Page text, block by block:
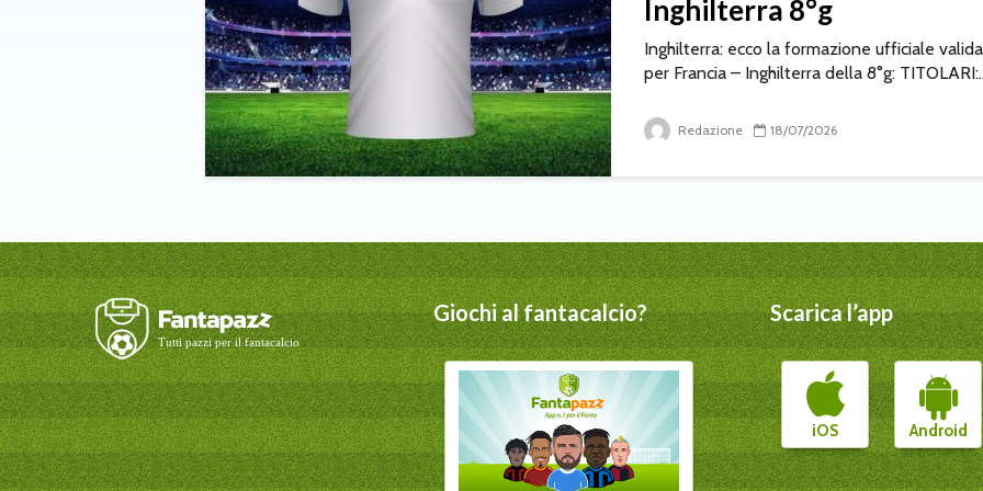
Inghilterra 8°g
Inghilterra: ecco la formazione ufficiale valida
per Francia – Inghilterra della 8°g:
Redazione 18/07/2026
Giochi al fantacalcio? Scarica l’app
iOS Android